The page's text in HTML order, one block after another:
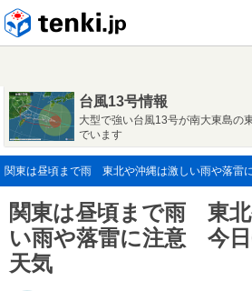
台風13号情報
大型で強い台風13号が南大東島の
でいます
関東は昼頃まで雨 東北や沖縄は激しい雨や落
関東は昼頃まで雨 東
い雨や落雷に注意 今日
天気